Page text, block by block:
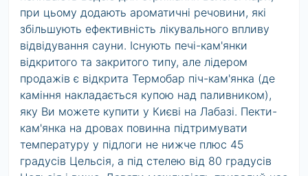
при цьому додають ароматичні речовини, які
збільшують ефективність лікувального впливу
відвідування сауни. Існують печі-кам'янки
відкритого та закритого типу, але лідером
продажів є відкрита Термобар піч-кам'янка (де
каміння накладається купою над паливником),
яку Ви можете купити у Києві на Лабазі. Пекти-
кам'янка на дровах повинна підтримувати
температуру у підлоги не нижче плюс 45
градусів Цельсія, а під стелею від 80 градусів